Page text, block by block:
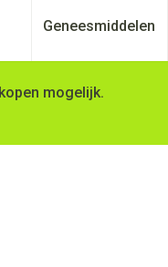
en EHBO categorie
voor Dieren
Geneesmiddelen
Toon
mogelijk.